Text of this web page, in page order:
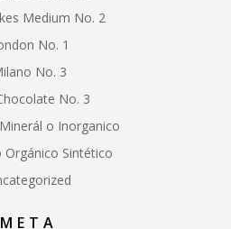
Medium No. 2
No. 1
No. 3
No. 3
o Inorganico
Orgánico Sintético
META